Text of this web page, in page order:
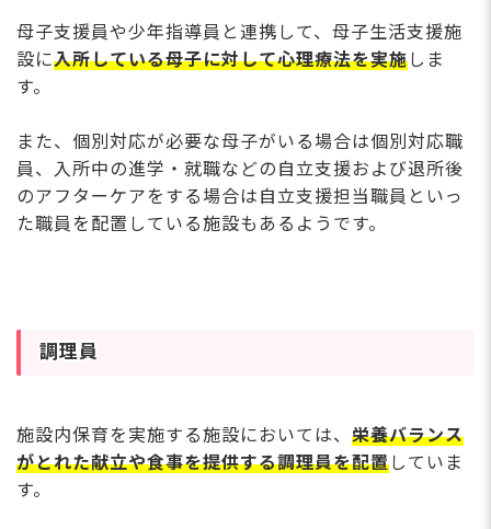
格を活かせる仕事を一覧で確認しましょ
う。 異業種から同業種ま
母子支援員や少年指導員と連携して、母子生活支援施
設に入所している母子に対して心理療法を実施しま
す。
また、個別対応が必要な母子がいる場合は個別対応職
員、入所中の進学・就職などの自立支援および退所後
のアフターケアをする場合は自立支援担当職員といっ
た職員を配置している施設もあるようです。
調理員
施設内保育を実施する施設においては、 栄養バランス
がとれた献立や食事を提供する調理員を配置していま
す。